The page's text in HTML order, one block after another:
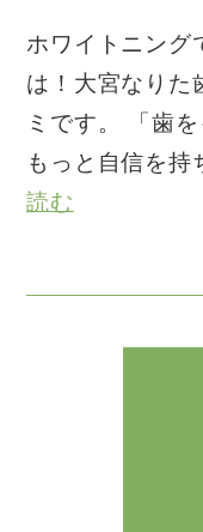
ホワイトニング
は！大宮なりた
ミです。 「歯
もっと自信を持
読む